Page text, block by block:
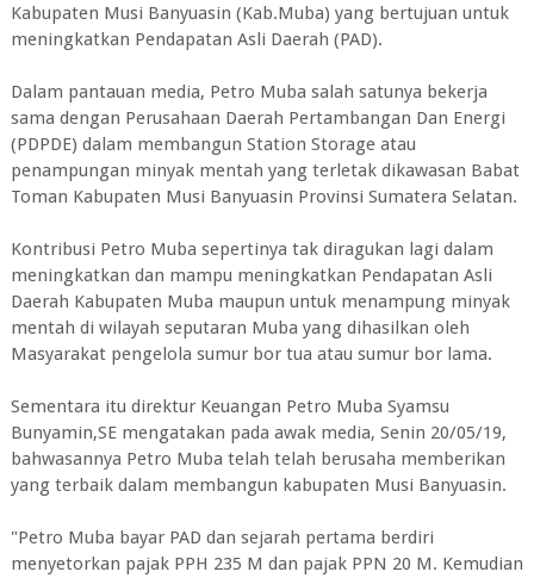
Kabupaten Musi Banyuasin (Kab.Muba) yang bertujuan untuk
meningkatkan Pendapatan Asli Daerah (PAD).
Dalam pantauan media, Petro Muba salah satunya bekerja
sama dengan Perusahaan Daerah Pertambangan Dan Energi
(PDPDE) dalam membangun Station Storage atau
penampungan minyak mentah yang terletak dikawasan Babat
Toman Kabupaten Musi Banyuasin Provinsi Sumatera Selatan.
Kontribusi Petro Muba sepertinya tak diragukan lagi dalam
meningkatkan dan mampu meningkatkan Pendapatan Asli
Daerah Kabupaten Muba maupun untuk menampung minyak
mentah di wilayah seputaran Muba yang dihasilkan oleh
Masyarakat pengelola sumur bor tua atau sumur bor lama.
Sementara itu direktur Keuangan Petro Muba Syamsu
Bunyamin,SE mengatakan pada awak media, Senin 20/05/19,
bahwasannya Petro Muba telah telah berusaha memberikan
yang terbaik dalam membangun kabupaten Musi Banyuasin.
"Petro Muba bayar PAD dan sejarah pertama berdiri
menyetorkan pajak PPH 235 M dan pajak PPN 20 M. Kemudian